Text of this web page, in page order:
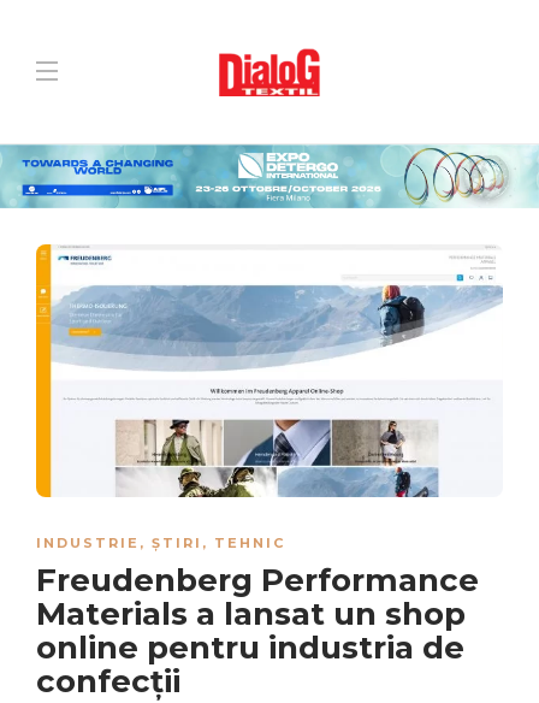
INDUSTRIE , ȘTIRI , TEHNIC
Freudenberg Performance
Materials a lansat un shop
online pentru industria de
confecții